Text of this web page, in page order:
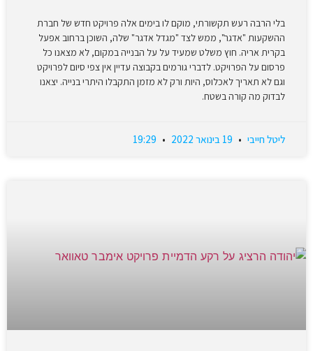
בלי הרבה רעש תקשורתי, מוקם לו בימים אלה פרויקט חדש של חברת
ההשקעות "אדגר", ממש לצד "מגדל אדגר" שלה, השוכן ברחוב אפעל
בקרית אריה. חוץ משלט שמעיד על על הבנייה במקום, לא מצאנו כל
פרסום על הפרויקט. לדברי גורמים בקבוצה עדיין אין צפי סיום לפרויקט
וגם לא תאריך לאכלוס, היות ורק לא מזמן התקבלו היתרי בנייה. יצאנו
לבדוק מה קורה בשטח.
ליטל חייבי